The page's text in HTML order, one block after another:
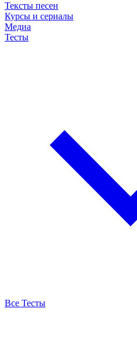
Тексты песен
Курсы и сериалы
Медиа
Тесты
Все Тесты